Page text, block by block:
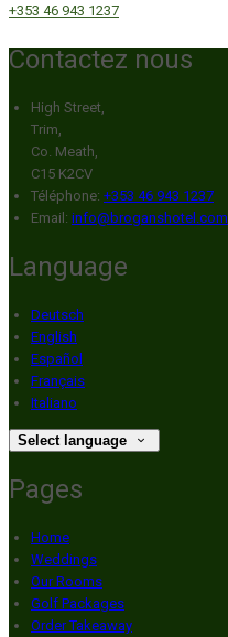
+353 46 943 1237
Contactez nous
High Street,
Trim,
Co. Meath,
C15 K2CV
Téléphone: +353 46 943 1237
Email: info@broganshotel.com
Language
Deutsch
English
Español
Français
Italiano
Select language
Pages
Home
Weddings
Our Rooms
Golf Packages
Order Takeaway